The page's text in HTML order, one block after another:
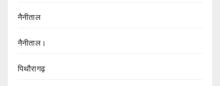
नैनीताल
नैनीताल।
पिथौरागढ़